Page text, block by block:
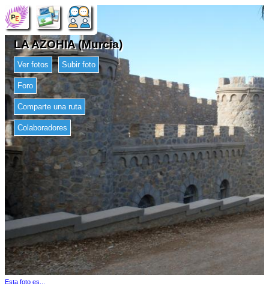
LA AZOHIA (Murcia)
Ver fotos Subir foto
Foro
Comparte una ruta
Colaboradores
Esta foto es...